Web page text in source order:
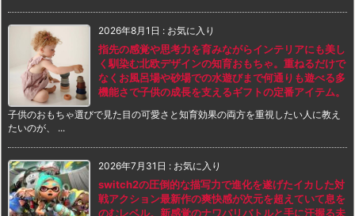
2026年8月1日 : お気に入り
指先の感覚や思考力を育みながらインテリアにも美し
く馴染む北欧デザインの知育おもちゃ。重ねるだけで
なくお風呂場や砂場での水遊びまで何通りも遊べる多
機能さで子供の成長を支えるギフトの定番アイテム。
子供のおもちゃ選びで見た目の可愛さと知育効果の両方を重視したい人に教え
たいのが、 ...
2026年7月31日 : お気に入り
switch2の圧倒的な描写力で進化を遂げたイカした対
戦アクション最新作の爽快感が次元を超えていて息を
のむレベル。新感覚のナワバリバトルと手に汗握る未